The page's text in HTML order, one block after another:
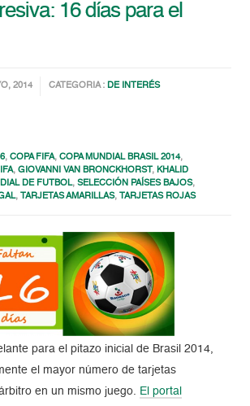
16 días para el
2014 CATEGORIA :DE INTERÉS
,COPA FIFA,COPA MUNDIAL BRASIL 2014,
,GIOVANNI VAN BRONCKHORST,KHALID
DE FUTBOL,SELECCIÓN PAÍSES BAJOS,
, TARJETAS AMARILLAS, TARJETAS ROJAS
para el pitazo inicial de Brasil 2014,
el mayor número de tarjetas
en un mismo juego. El portal